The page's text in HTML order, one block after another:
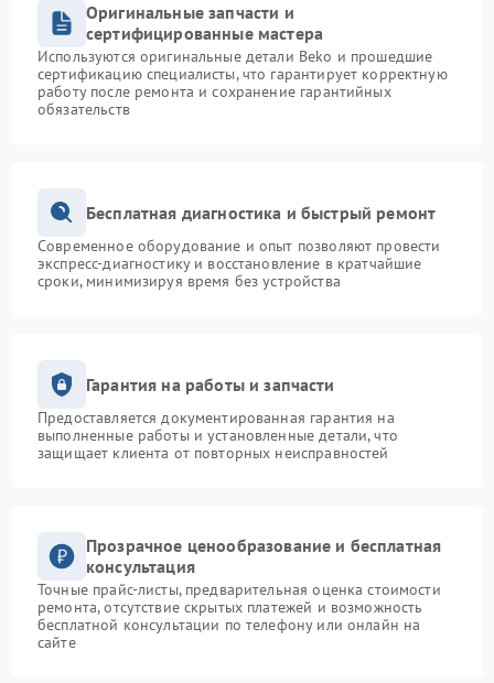
Оригинальные запчасти и
сертифицированные мастера
Используются оригинальные детали Beko и прошедшие
сертификацию специалисты, что гарантирует корректную
работу после ремонта и сохранение гарантийных
обязательств
Бесплатная диагностика и быстрый ремонт
Современное оборудование и опыт позволяют провести
экспресс-диагностику и восстановление в кратчайшие
сроки, минимизируя время без устройства
Гарантия на работы и запчасти
Предоставляется документированная гарантия на
выполненные работы и установленные детали, что
защищает клиента от повторных неисправностей
Прозрачное ценообразование и бесплатная
консультация
Точные прайс-листы, предварительная оценка стоимости
ремонта, отсутствие скрытых платежей и возможность
бесплатной консультации по телефону или онлайн на
сайте